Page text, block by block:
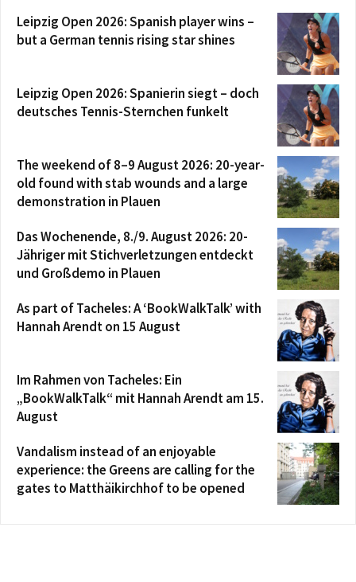
Leipzig Open 2026: Spanish player wins –
but a German tennis rising star shines
Leipzig Open 2026: Spanierin siegt – doch
deutsches Tennis-Sternchen funkelt
The weekend of 8–9 August 2026: 20-year-
old found with stab wounds and a large
demonstration in Plauen
Das Wochenende, 8./9. August 2026: 20-
Jähriger mit Stichverletzungen entdeckt
und Großdemo in Plauen
As part of Tacheles: A ‘BookWalkTalk’ with
Hannah Arendt on 15 August
Im Rahmen von Tacheles: Ein
„BookWalkTalk“ mit Hannah Arendt am 15.
August
Vandalism instead of an enjoyable
experience: the Greens are calling for the
gates to Matthäikirchhof to be opened